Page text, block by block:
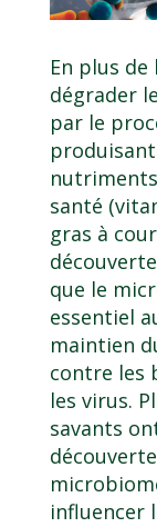
En plus
dégrader
par le
santé
gras à
que le
essentiel
maintien
contre les
les virus.
savants
influencer